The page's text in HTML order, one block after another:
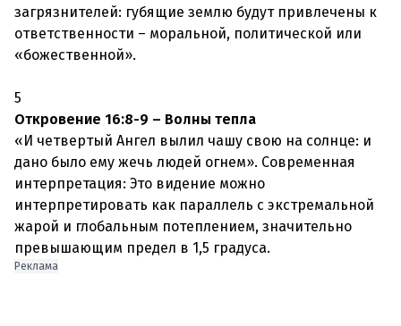
загрязнителей: губящие землю будут привлечены к
ответственности – моральной, политической или
«божественной».
5
Откровение 16:8-9 – Волны тепла
«И четвертый Ангел вылил чашу свою на солнце: и
дано было ему жечь людей огнем». Современная
интерпретация: Это видение можно
интерпретировать как параллель с экстремальной
жарой и глобальным потеплением, значительно
превышающим предел в 1,5 градуса.
Реклама